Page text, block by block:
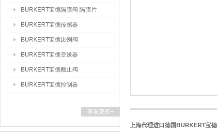
BURKERT宝德隔膜阀 隔膜片
BURKERT宝德传感器
BURKERT宝德比例阀
BURKERT宝德变送器
BURKERT宝德截止阀
BURKERT宝德控制器
查看更多+
上海代理进口德国BURKERT宝